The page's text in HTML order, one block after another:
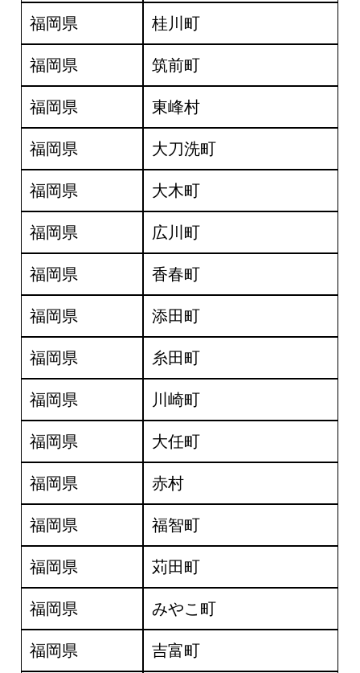
福岡県 桂川町
福岡県 筑前町
福岡県 東峰村
福岡県 大刀洗町
福岡県 大木町
福岡県 広川町
福岡県 香春町
福岡県 添田町
福岡県 糸田町
福岡県 川崎町
福岡県 大任町
福岡県 赤村
福岡県 福智町
福岡県 苅田町
福岡県 みやこ町
福岡県 吉富町